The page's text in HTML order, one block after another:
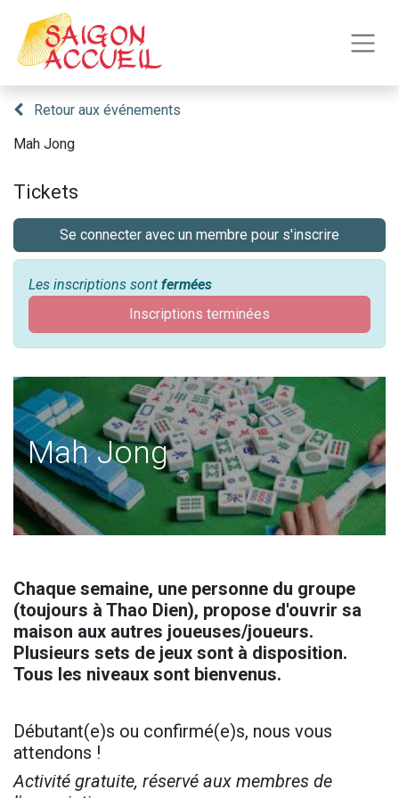
Retour aux événements
Mah Jong
Tickets
Se connecter avec un membre pour s'inscrire
Les inscriptions sont fermées
Inscriptions terminées
Mah Jong
Chaque semaine, une personne du groupe
(toujours à Thao Dien), propose d'ouvrir sa
maison aux autres joueuses/joueurs.
Plusieurs sets de jeux sont à disposition.
Tous les niveaux sont bienvenus.
Débutant(e)s ou confirmé(e)s, nous vous
attendons !
Activité gratuite, réservé aux membres de